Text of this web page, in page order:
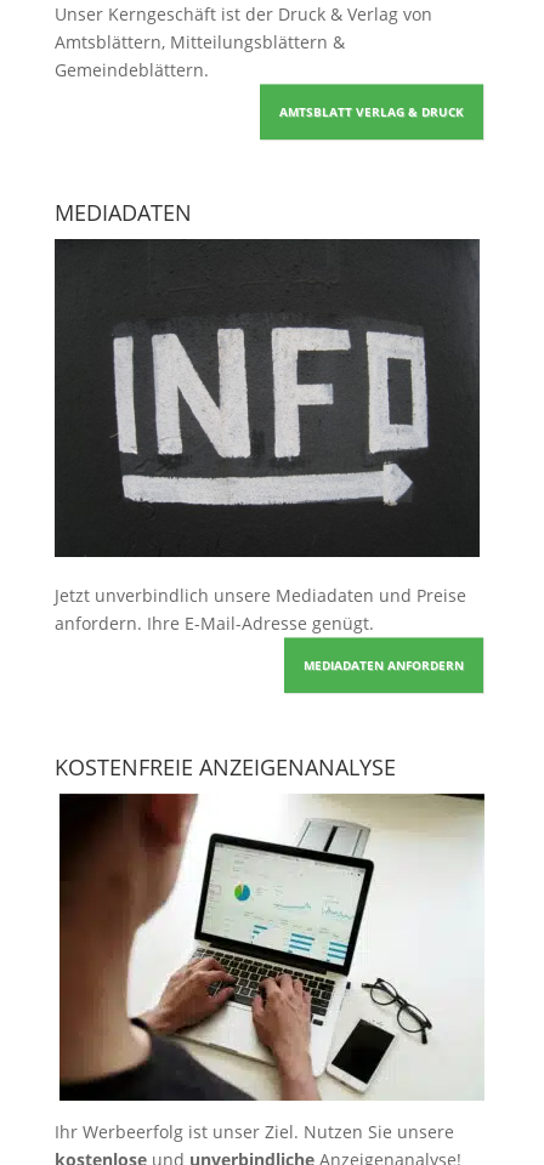
Unser Kerngeschäft ist der Druck & Verlag von
Amtsblättern, Mitteilungsblättern &
Gemeindeblättern.
AMTSBLATT VERLAG & DRUCK
MEDIADATEN
Jetzt unverbindlich unsere Mediadaten und Preise
anfordern. Ihre E-Mail-Adresse genügt.
MEDIADATEN ANFORDERN
KOSTENFREIE ANZEIGENANALYSE
Ihr Werbeerfolg ist unser Ziel. Nutzen Sie unsere
kostenloseund unverbindlicheAnzeigenanalyse!